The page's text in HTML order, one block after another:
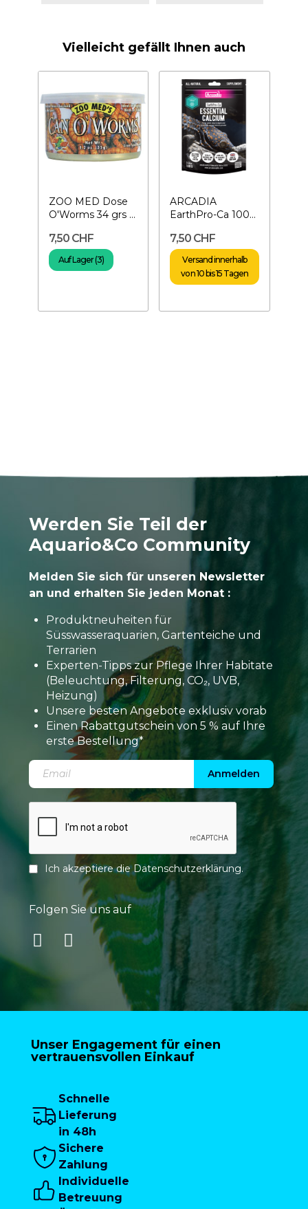
Vielleicht gefällt Ihnen auch
ZOO MED Dose
O'Worms 34 grs –
der Dose
7,50 CHF
Auf Lager (3)
ARCADIA
EarthPro-Ca 100
für Reptilien
7,50 CHF
Versand innerhalb
von 10 bis 15 Tagen
Werden Sie Teil der
Aquario&Co Community
Melden Sie sich für unseren Newsletter
an und erhalten Sie jeden Monat :
Produktneuheiten für
Süsswasseraquarien, Gartenteiche und
Terrarien
Experten-Tipps zur Pflege Ihrer Habitate
(Beleuchtung, Filterung, CO₂, UVB,
Heizung)
Unsere besten Angebote exklusiv vorab
Einen Rabattgutschein von 5 % auf Ihre
erste Bestellung*
Anmelden
Ich akzeptiere dieDatenschutzerklärung.
Folgen Sie uns auf
Unser Engagement für einen
vertrauensvollen Einkauf
Schnelle
Lieferung
in 48h
Sichere
Zahlung
Individuelle
Betreuung